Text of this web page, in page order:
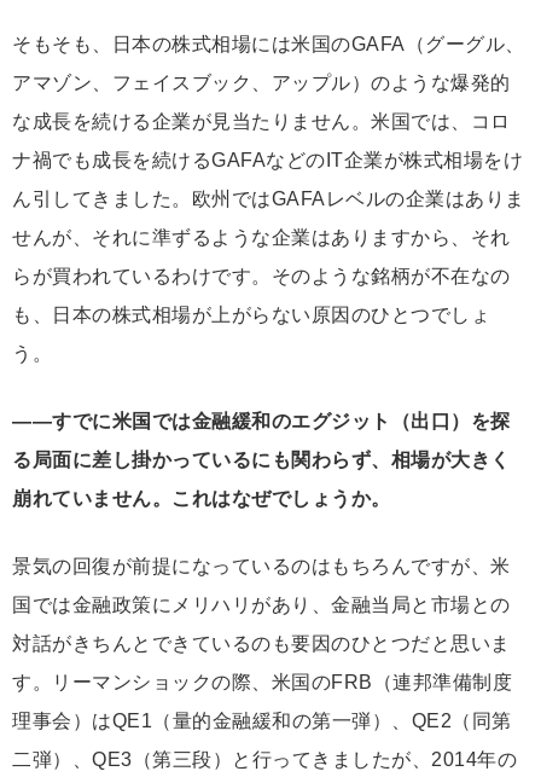
そもそも、日本の株式相場には米国のGAFA（グーグル、
アマゾン、フェイスブック、アップル）のような爆発的
な成長を続ける企業が見当たりません。米国では、コロ
ナ禍でも成長を続けるGAFAなどのIT企業が株式相場をけ
ん引してきました。欧州ではGAFAレベルの企業はありま
せんが、それに準ずるような企業はありますから、それ
らが買われているわけです。そのような銘柄が不在なの
も、日本の株式相場が上がらない原因のひとつでしょ
う。
――すでに米国では金融緩和のエグジット（出口）を探
る局面に差し掛かっているにも関わらず、相場が大きく
崩れていません。これはなぜでしょうか。
景気の回復が前提になっているのはもちろんですが、米
国では金融政策にメリハリがあり、金融当局と市場との
対話がきちんとできているのも要因のひとつだと思いま
す。リーマンショックの際、米国のFRB（連邦準備制度
理事会）はQE1（量的金融緩和の第一弾）、QE2（同第
二弾）、QE3（第三段）と行ってきましたが、2014年の